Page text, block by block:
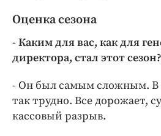
Оценка сезона
- Каким для вас, как для
директора, стал этот сезон?
- Он был самым сложным.
так трудно. Все дорожает,
кассовый разрыв.